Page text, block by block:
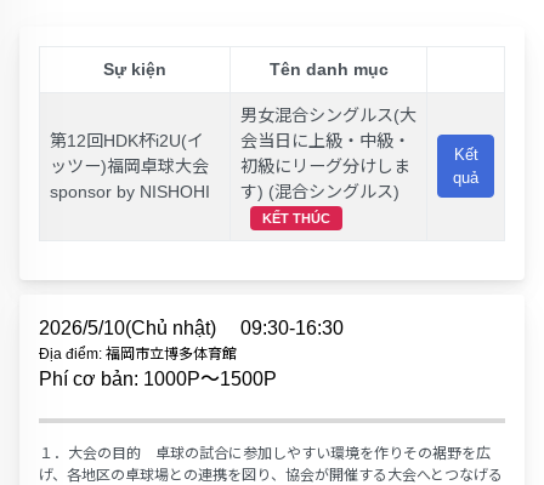
Sự kiện Tên danh mục
第12回HDK杯i2U(イ
ッツー)福岡卓球大会
sponsor by NISHOHI
男女混合シングルス(大
会当日に上級・中級・
初級にリーグ分けしま
す) (混合シングルス)
KẾT THÚC
Kết
quả
2026/5/10(Chủ nhật) 09:30-16:30
Địa điểm: 福岡市立博多体育館
Phí cơ bản: 1000P〜1500P
１．大会の目的 卓球の試合に参加しやすい環境を作りその裾野を広
げ、各地区の卓球場との連携を図り、協会が開催する大会へとつなげる